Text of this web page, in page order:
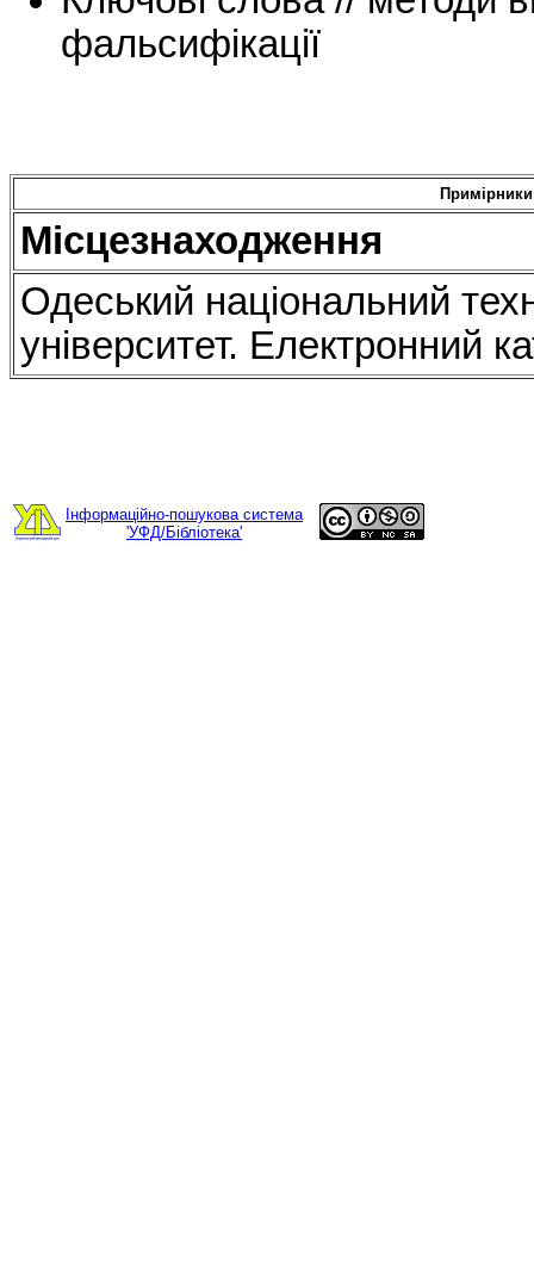
фальсифікації
Примірники
Місцезнаходження
Одеський національний
університет. Електронний
Інформаційно-пошукова система
'УФД/Бібліотека'